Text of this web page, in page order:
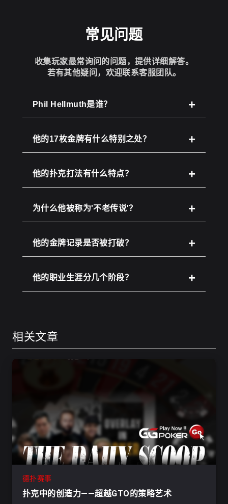
常见问题
收集玩家最常询问的问题，提供详细解答。
若有其他疑问，欢迎联系客服团队。
Phil Hellmuth是谁？
他的17枚金牌有什么特别之处？
他的扑克打法有什么特点？
为什么他被称为'不老传说'？
他的金牌记录是否被打破？
他的职业生涯分几个阶段？
相关文章
德扑赛事
扑克中的创造力——超越GTO的策略艺术